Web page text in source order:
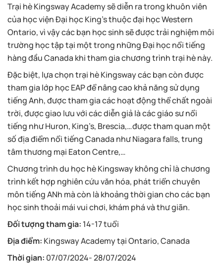
Trại hè Kingsway Academy sẽ diễn ra trong khuôn viên
của học viện Đại học King’s thuộc đại học Western
Ontario, vì vậy các bạn học sinh sẽ được trải nghiệm môi
trường học tập tại một trong những Đại học nổi tiếng
hàng đầu Canada khi tham gia chương trình trại hè này.
Đặc biệt, lựa chọn trại hè Kingsway các bạn còn được
tham gia lớp học EAP để nâng cao khả năng sử dụng
tiếng Anh, được tham gia các hoạt động thể chất ngoài
trời, được giao lưu với các diễn giả là các giáo sư nổi
tiếng như Huron, King’s, Brescia,…được tham quan một
số địa điểm nổi tiếng Canada như Niagara falls, trung
tâm thương mại Eaton Centre,…
Chương trình du học hè Kingsway không chỉ là chương
trình kết hợp nghiên cứu văn hóa, phát triển chuyên
môn tiếng ANh mà còn là khoảng thời gian cho các bạn
học sinh thoải mái vui chơi, khám phá và thư giãn.
Đối tượng tham gia: 14-17 tuổi
Địa điểm: Kingsway Academy tại Ontario, Canada
Thời gian: 07/07/2024- 28/07/2024